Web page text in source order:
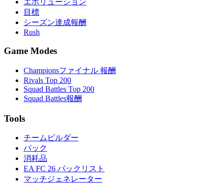
目標
シーズン達成報酬
Rush
Game Modes
Championsファイナル 報酬
Rivals Top 200
Squad Battles Top 200
Squad Battles報酬
Tools
チームビルダー
パック
消耗品
EA FC 26 パックリスト
マッチジェネレーター